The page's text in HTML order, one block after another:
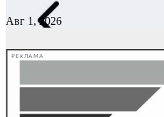
Авг 1, 2026
РЕКЛАМА